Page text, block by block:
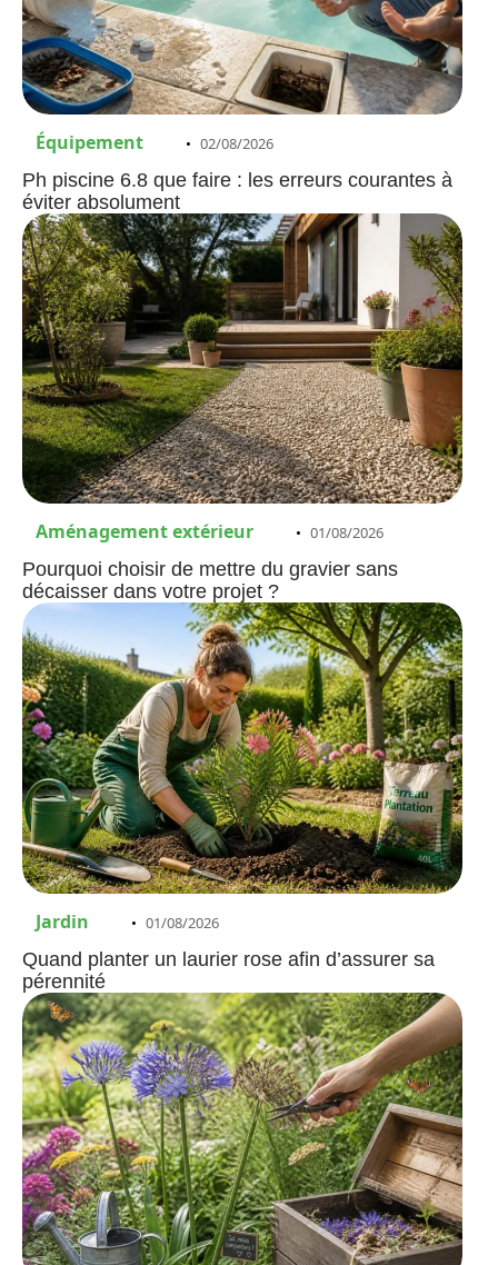
Équipement 02/08/2026
Ph piscine 6.8 que faire : les erreurs courantes à
éviter absolument
Aménagement extérieur 01/08/2026
Pourquoi choisir de mettre du gravier sans
décaisser dans votre projet ?
Jardin 01/08/2026
Quand planter un laurier rose afin d’assurer sa
pérennité